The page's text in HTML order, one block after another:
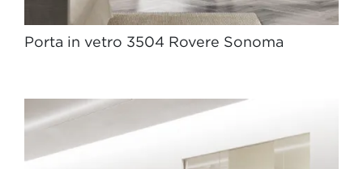
Porta in vetro 3504 Rovere Sonoma